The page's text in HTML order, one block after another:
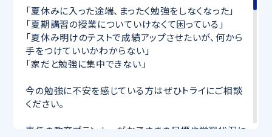
「夏休みに入った途端、まったく勉強をしなくなった」
「夏期講習の授業についていけなくて困っている」
「夏休み明けのテストで成績アップさせたいが、何から
手をつけていいかわからない」
「家だと勉強に集中できない」
今の勉強に不安を感じている方はぜひトライにご相談
ください。
専任の教育プランナーがお子さまの目標や学習状況に